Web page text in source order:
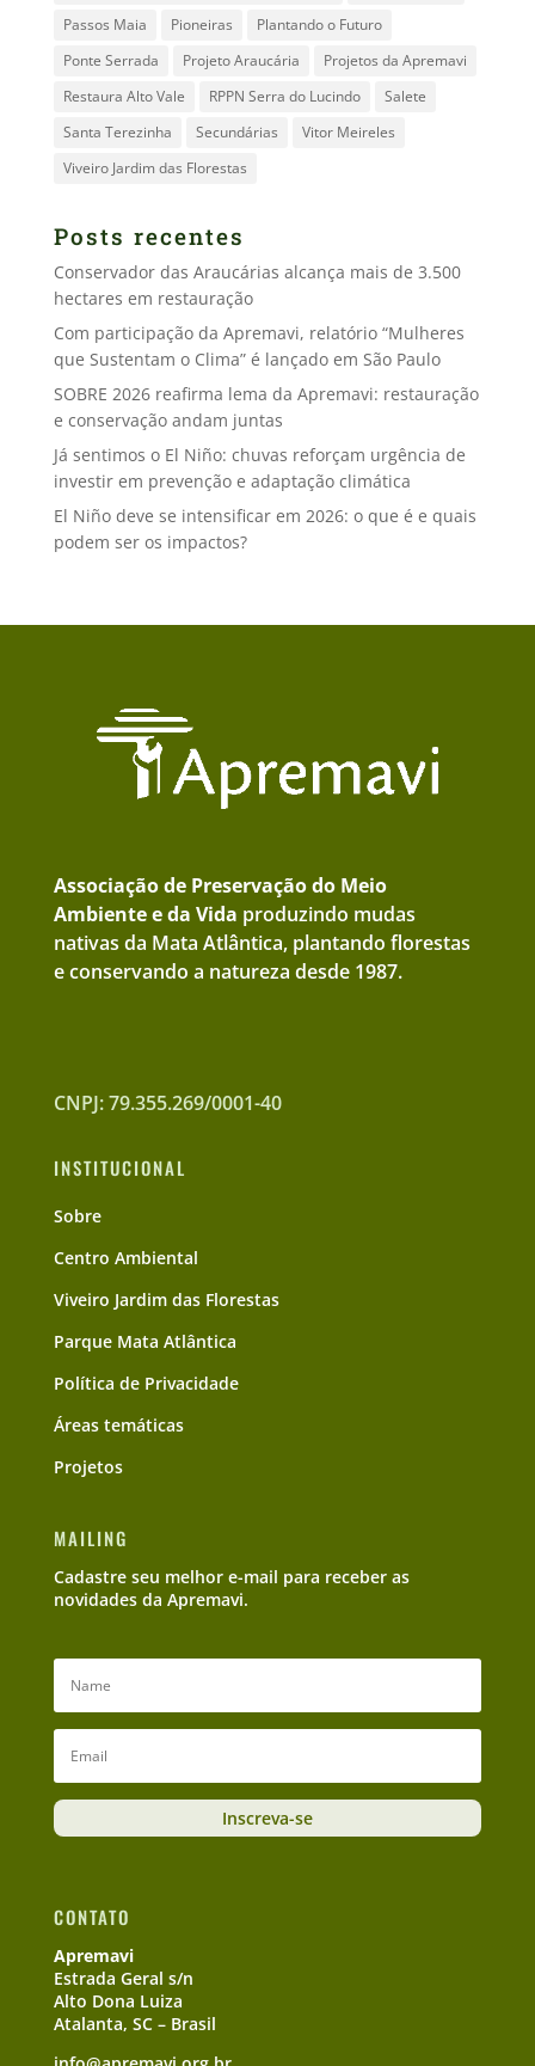
Passos Maia
Pioneiras
Plantando o Futuro
Ponte Serrada
Projeto Araucária
Projetos da Apremavi
Restaura Alto Vale
RPPN Serra do Lucindo
Salete
Santa Terezinha
Secundárias
Vitor Meireles
Viveiro Jardim das Florestas
Posts recentes
Conservador das Araucárias alcança mais de 3.500
hectares em restauração
Com participação da Apremavi, relatório “Mulheres
que Sustentam o Clima” é lançado em São Paulo
SOBRE 2026 reafirma lema da Apremavi: restauração
e conservação andam juntas
Já sentimos o El Niño: chuvas reforçam urgência de
investir em prevenção e adaptação climática
El Niño deve se intensificar em 2026: o que é e quais
podem ser os impactos?
Associação de Preservação do Meio
Ambiente e da Vida produzindo mudas
nativas da Mata Atlântica, plantando florestas
e conservando a natureza desde 1987.
CNPJ: 79.355.269/0001-40
INSTITUCIONAL
Sobre
Centro Ambiental
Viveiro Jardim das Florestas
Parque Mata Atlântica
Política de Privacidade
Áreas temáticas
Projetos
MAILING
Cadastre seu melhor e-mail para receber as
novidades da Apremavi.
Inscreva-se
CONTATO
Apremavi
Estrada Geral s/n
Alto Dona Luiza
Atalanta, SC – Brasil